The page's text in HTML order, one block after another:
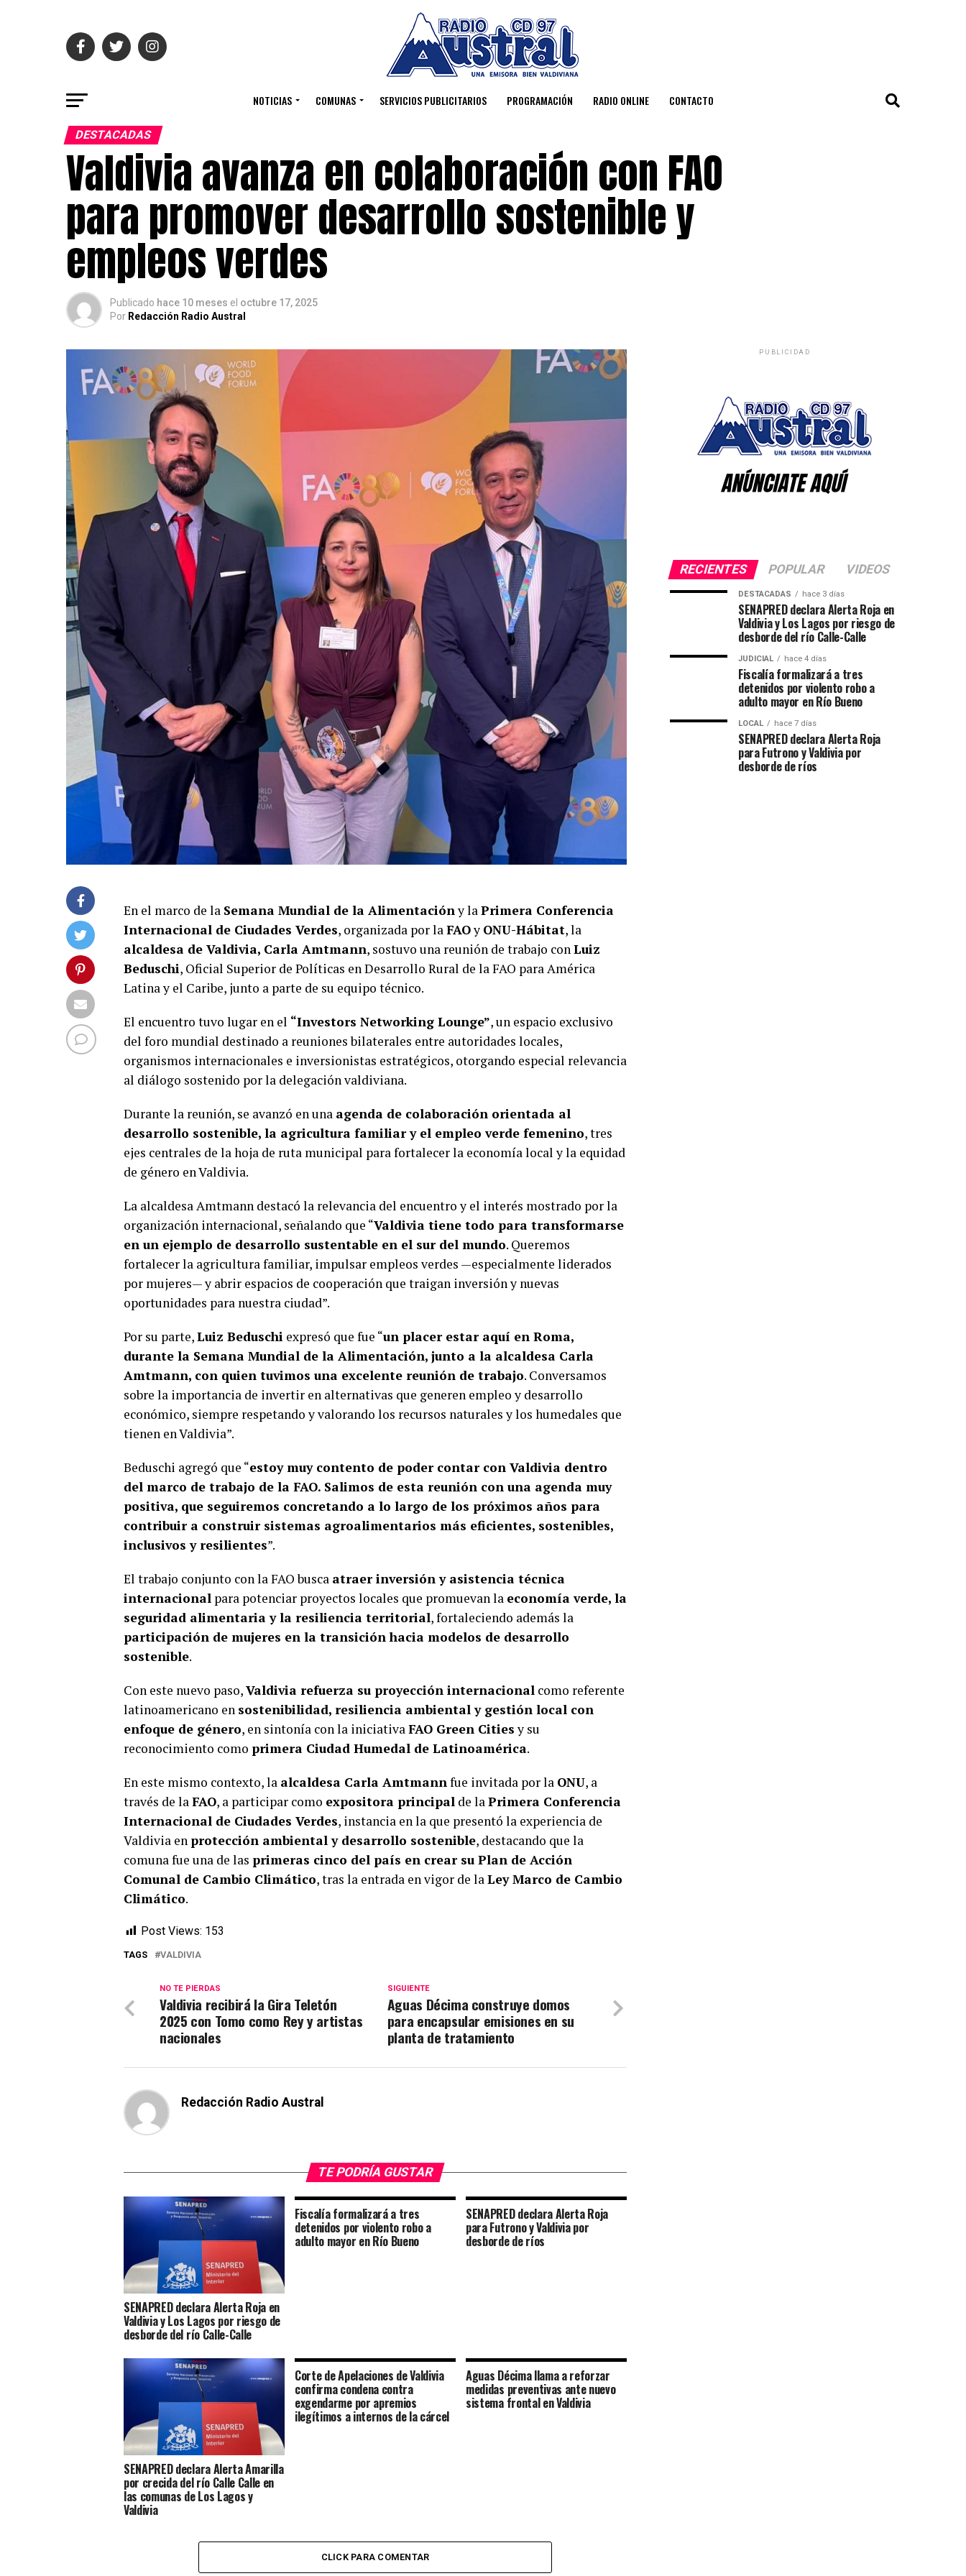
NOTICIAS COMUNAS SERVICIOS PUBLICITARIOS PROGRAMACIÓN RADIO ONLINE CONTACTO
DESTACADAS
Valdivia avanza en colaboración con FAO
para promover desarrollo sostenible y
empleos verdes
Publicado hace 10 meses el octubre 17, 2025
Por Redacción Radio Austral
En el marco de la Semana Mundial de la Alimentacióny laPrimera Conferencia
Internacional de Ciudades Verdes, organizada por laFAOy ONU-Hábitat, la
alcaldesa de Valdivia, Carla Amtmann, sostuvo una reunión de trabajo conLuiz
Beduschi, Oficial Superior de Políticas en Desarrollo Rural de la FAO para América
Latina y el Caribe, junto a parte de su equipo técnico.
El encuentro tuvo lugar en el “Investors Networking Lounge”, un espacio exclusivo
del foro mundial destinado a reuniones bilaterales entre autoridades locales,
organismos internacionales e inversionistas estratégicos, otorgando especial relevancia
al diálogo sostenido por la delegación valdiviana.
Durante la reunión, se avanzó en una agenda de colaboración orientada al
desarrollo sostenible, la agricultura familiar y el empleo verde femenino, tres
ejes centrales de la hoja de ruta municipal para fortalecer la economía local y la equidad
de género en Valdivia.
La alcaldesa Amtmann destacó la relevancia del encuentro y el interés mostrado por la
organización internacional, señalando que “Valdivia tiene todo para transformarse
en un ejemplo de desarrollo sustentable en el sur del mundo. Queremos
fortalecer la agricultura familiar, impulsar empleos verdes —especialmente liderados
por mujeres— y abrir espacios de cooperación que traigan inversión y nuevas
oportunidades para nuestra ciudad”.
Por su parte,Luiz Beduschi expresó que fue “un placer estar aquí en Roma,
durante la Semana Mundial de la Alimentación, junto a la alcaldesa Carla
Amtmann, con quien tuvimos una excelente reunión de trabajo. Conversamos
sobre la importancia de invertir en alternativas que generen empleo y desarrollo
económico, siempre respetando y valorando los recursos naturales y los humedales que
tienen en Valdivia”.
Beduschi agregó que “estoy muy contento de poder contar con Valdivia dentro
del marco de trabajo de la FAO. Salimos de esta reunión con una agenda muy
positiva, que seguiremos concretando a lo largo de los próximos años para
contribuir a construir sistemas agroalimentarios más eficientes, sostenibles,
inclusivos y resilientes”.
El trabajo conjunto con la FAO busca atraer inversión y asistencia técnica
internacional para potenciar proyectos locales que promuevan la economía verde, la
seguridad alimentaria y la resiliencia territorial, fortaleciendo además la
participación de mujeres en la transición hacia modelos de desarrollo
sostenible.
Con este nuevo paso,Valdivia refuerza su proyección internacional como referente
latinoamericano en sostenibilidad, resiliencia ambiental y gestión local con
enfoque de género, en sintonía con la iniciativaFAO Green Citiesy su
reconocimiento como primera Ciudad Humedal de Latinoamérica.
En este mismo contexto, la alcaldesa Carla Amtmannfue invitada por la ONU, a
través de laFAO, a participar como expositora principal de laPrimera Conferencia
Internacional de Ciudades Verdes, instancia en la que presentó la experiencia de
Valdivia en protección ambiental y desarrollo sostenible, destacando que la
comuna fue una de las primeras cinco del país en crear su Plan de Acción
Comunal de Cambio Climático, tras la entrada en vigor de laLey Marco de Cambio
Climático.
Post Views: 153
TAGS VALDIVIA
SIGUIENTE
Aguas Décima construye domos
para encapsular emisiones en su
planta de tratamiento
NO TE PIERDAS
Valdivia recibirá la Gira Teletón
2025 con Tomo como Rey y artistas
nacionales
Redacción Radio Austral
TE PODRÍA GUSTAR
SENAPRED declara Alerta Roja en
Valdivia y Los Lagos por riesgo de
desborde del río Calle-Calle
Fiscalía formalizará a tres
detenidos por violento robo a
adulto mayor en Río Bueno
SENAPRED declara Alerta Roja
para Futrono y Valdivia por
desborde de ríos
SENAPRED declara Alerta Amarilla
por crecida del río Calle Calle en
las comunas de Los Lagos y
Valdivia
Corte de Apelaciones de Valdivia
confirma condena contra
exgendarme por apremios
ilegítimos a internos de la cárcel
Aguas Décima llama a reforzar
medidas preventivas ante nuevo
sistema frontal en Valdivia
CLICK PARA COMENTAR
PUBLICIDAD
RECIENTES POPULAR VIDEOS
DESTACADAS hace 3 días
SENAPRED declara Alerta Roja en
Valdivia y Los Lagos por riesgo de
desborde del río Calle-Calle
JUDICIAL hace 4 días
Fiscalía formalizará a tres
detenidos por violento robo a
adulto mayor en Río Bueno
LOCAL hace 7 días
SENAPRED declara Alerta Roja
para Futrono y Valdivia por
desborde de ríos